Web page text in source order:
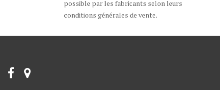
possible par les fabricants selon leurs
conditions générales de vente.